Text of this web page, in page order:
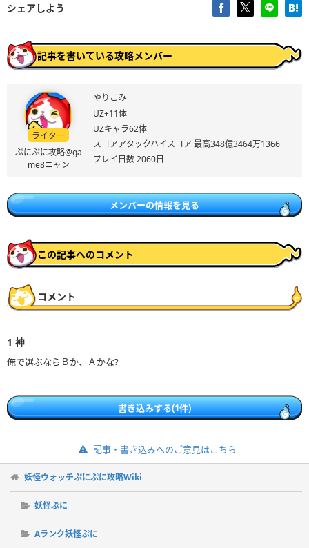
シェアしよう
記事を書いている攻略メンバー
ライター
ぷにぷに攻略@ga
me8ニャン
やりこみ
UZ+11体
UZキャラ62体
スコアアタックハイスコア 最高348億3464万1366
プレイ日数 2060日
メンバーの情報を見る
この記事へのコメント
コメント
1 神
俺で選ぶならＢか、Ａかな?
書き込みする(1件)
記事・書き込みへのご意見はこちら
妖怪ウォッチぷにぷに攻略Wiki
妖怪ぷに
Aランク妖怪ぷに